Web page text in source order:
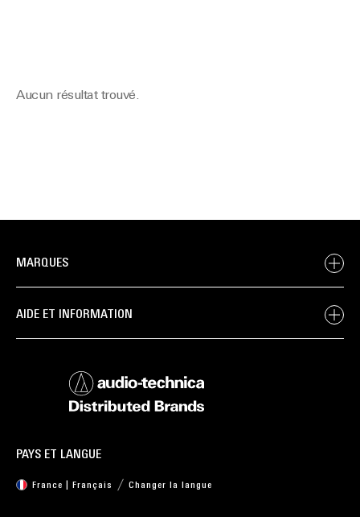
Aucun résultat trouvé.
MARQUES
AIDE ET INFORMATION
PAYS ET LANGUE
France | Français Changer la langue